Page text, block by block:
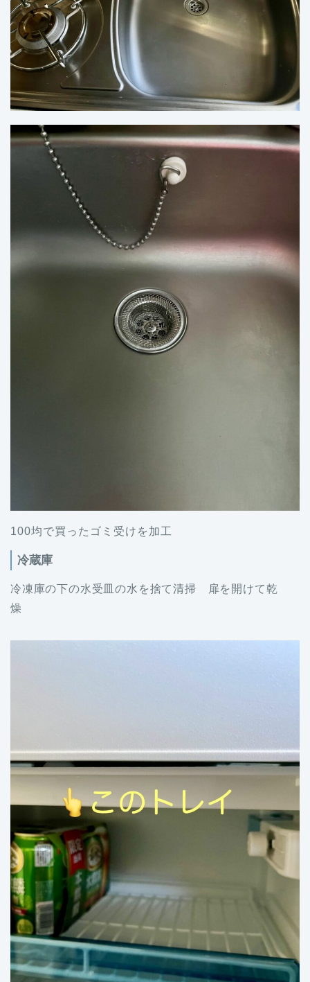
100均で買ったゴミ受けを加工
冷蔵庫
冷凍庫の下の水受皿の水を捨て清掃 扉を開けて乾
燥